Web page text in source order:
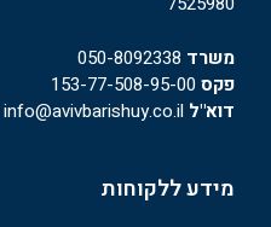
משרד 050-8092338
פקס
דוא"ל
מידע ללקוחות